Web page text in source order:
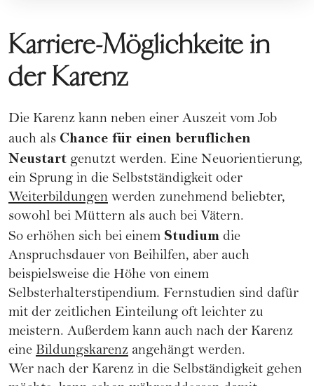
Karriere-Möglichkeite in
der Karenz
Die Karenz kann neben einer Auszeit vom Job
auch als Chance für einen beruflichen
Neustart genutzt werden. Eine Neuorientierung,
ein Sprung in die Selbstständigkeit oder
Weiterbildungen werden zunehmend beliebter,
sowohl bei Müttern als auch bei Vätern.
So erhöhen sich bei einem Studium die
Anspruchsdauer von Beihilfen, aber auch
beispielsweise die Höhe von einem
Selbsterhalterstipendium. Fernstudien sind dafür
mit der zeitlichen Einteilung oft leichter zu
meistern. Außerdem kann auch nach der Karenz
eine Bildungskarenz angehängt werden.
Wer nach der Karenz in die Selbständigkeit gehen